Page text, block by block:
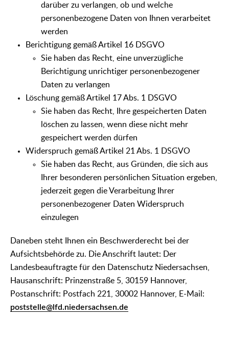
darüber zu verlangen, ob und welche
personenbezogene Daten von Ihnen verarbeitet
werden
Berichtigung gemäß Artikel 16 DSGVO
Sie haben das Recht, eine unverzügliche
Berichtigung unrichtiger personenbezogener
Daten zu verlangen
Löschung gemäß Artikel 17 Abs. 1 DSGVO
Sie haben das Recht, Ihre gespeicherten Daten
löschen zu lassen, wenn diese nicht mehr
gespeichert werden dürfen
Widerspruch gemäß Artikel 21 Abs. 1 DSGVO
Sie haben das Recht, aus Gründen, die sich aus
Ihrer besonderen persönlichen Situation ergeben,
jederzeit gegen die Verarbeitung Ihrer
personenbezogener Daten Widerspruch
einzulegen
Daneben steht Ihnen ein Beschwerderecht bei der
Aufsichtsbehörde zu. Die Anschrift lautet: Der
Landesbeauftragte für den Datenschutz Niedersachsen,
Hausanschrift: Prinzenstraße 5, 30159 Hannover,
Postanschrift: Postfach 221, 30002 Hannover, E-Mail:
poststelle@lfd.niedersachsen.de